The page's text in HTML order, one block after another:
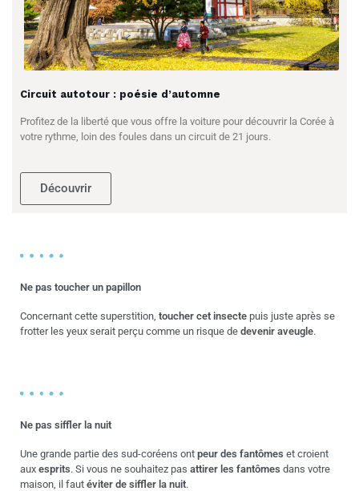
Circuit autotour : poésie d’automne
Profitez de la liberté que vous offre la voiture pour découvrir la Corée à
votre rythme, loin des foules dans un circuit de 21 jours.
Découvrir
Ne pas toucher un papillon
Concernant cette superstition, toucher cet insecte puis juste après se
frotter les yeux serait perçu comme un risque de devenir aveugle.
Ne pas siffler la nuit
Une grande partie des sud-coréens ont peur des fantômes et croient
aux esprits. Si vous ne souhaitez pas attirer les fantômes dans votre
maison, il faut éviter de siffler la nuit.